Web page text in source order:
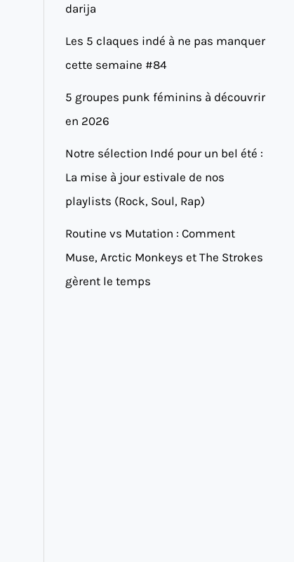
darija
Les 5 claques indé à ne pas manquer
cette semaine #84
5 groupes punk féminins à découvrir
en 2026
Notre sélection Indé pour un bel été :
La mise à jour estivale de nos
playlists (Rock, Soul, Rap)
Routine vs Mutation : Comment
Muse, Arctic Monkeys et The Strokes
gèrent le temps